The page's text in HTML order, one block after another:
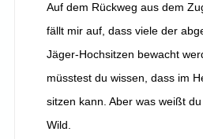
Auf dem Rückweg aus dem
fällt mir auf, dass viele der
Jäger-Hochsitzen bewacht
müsstest du wissen, dass im
sitzen kann. Aber was weißt
Wild.